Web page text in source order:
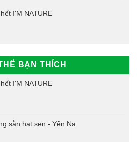
I'M NATURE
BẠN THÍCH
I'M NATURE
sẵn hạt sen - Yến Na